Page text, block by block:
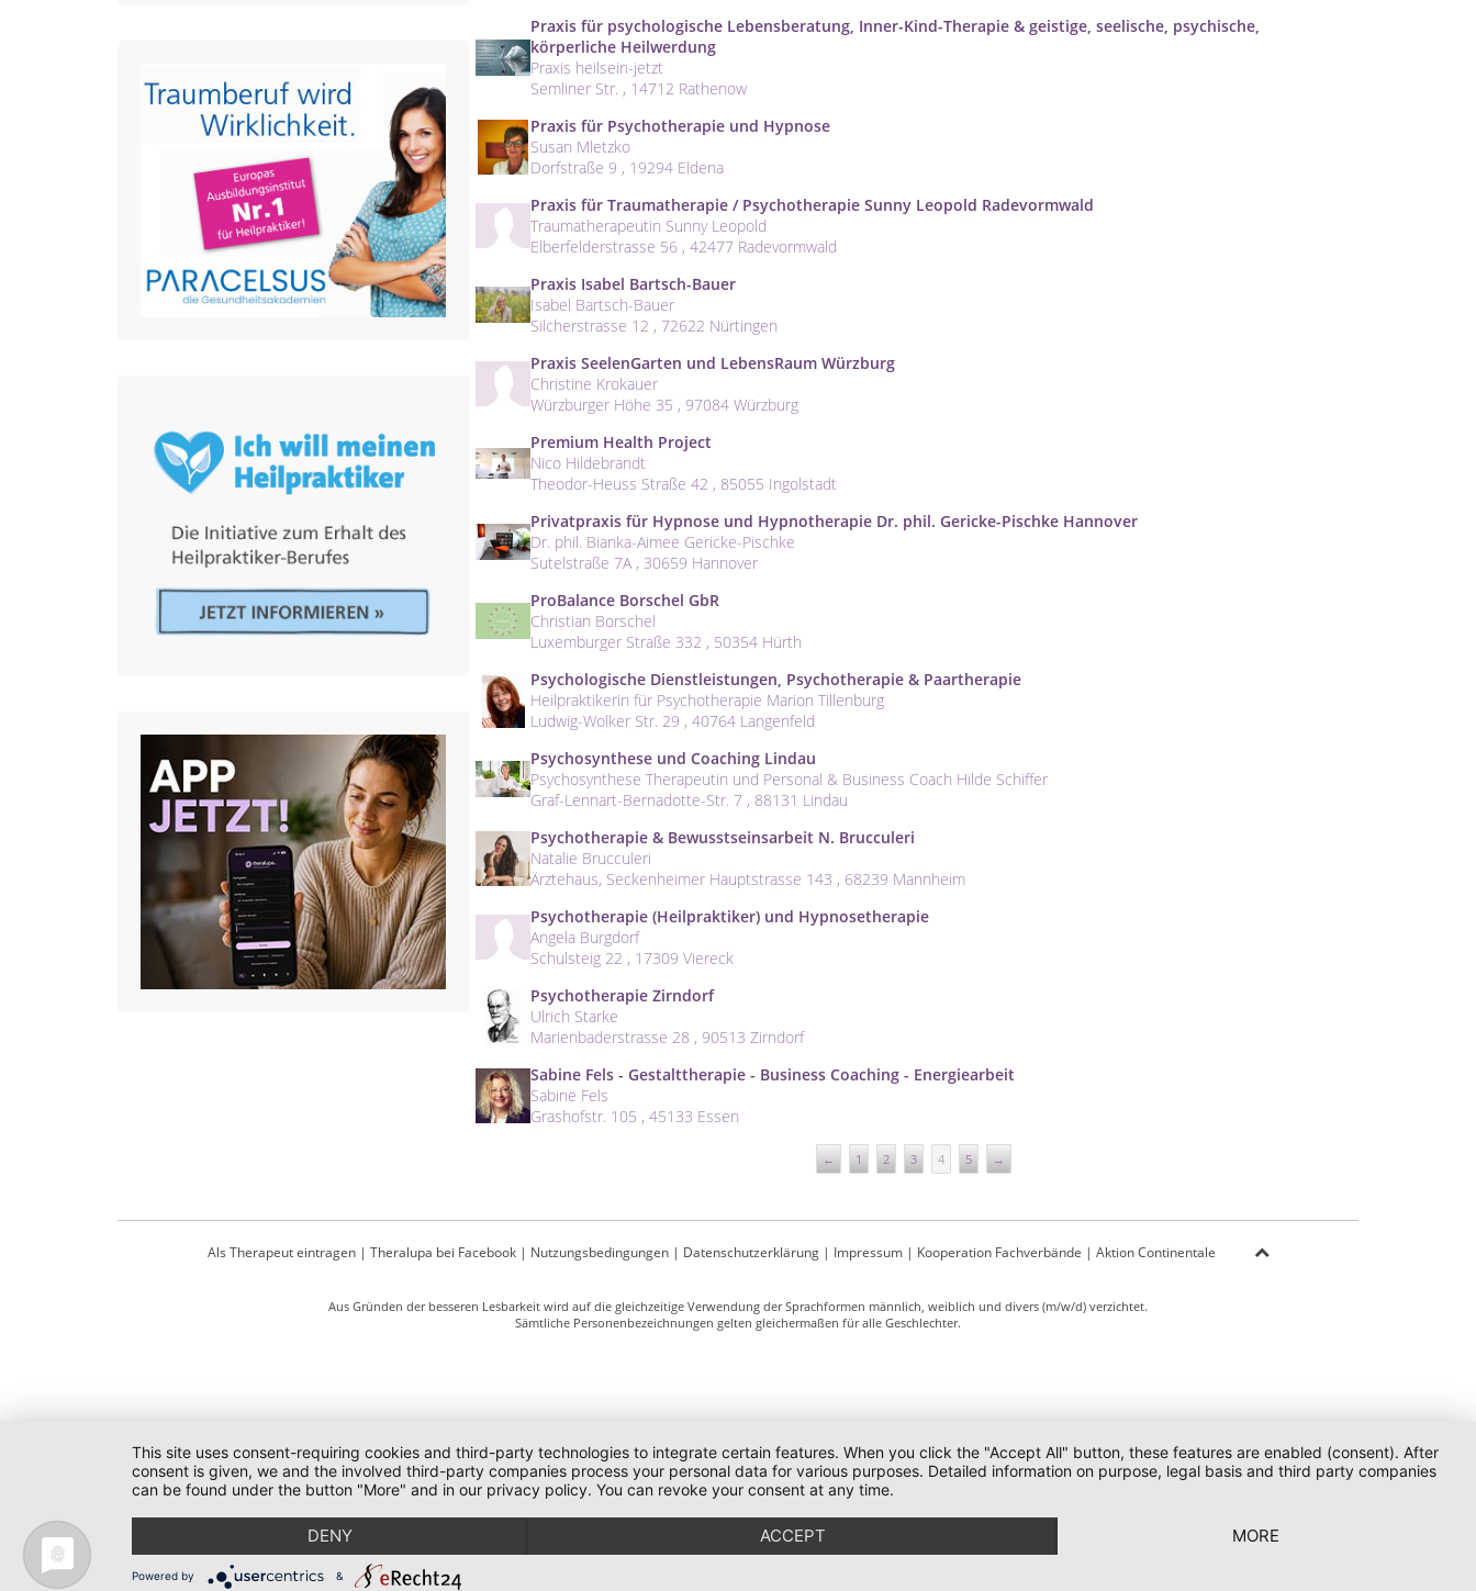
Praxis für psychologische Lebensberatung, Inner-Kind-Therapie & geistige, seelische, psychische,
körperliche Heilwerdung
Praxis heilsein-jetzt
Semliner Str. , 14712 Rathenow
Praxis für Psychotherapie und Hypnose
Susan Mletzko
Dorfstraße 9 , 19294 Eldena
Praxis für Traumatherapie / Psychotherapie Sunny Leopold Radevormwald
Traumatherapeutin Sunny Leopold
Elberfelderstrasse 56 , 42477 Radevormwald
Praxis Isabel Bartsch-Bauer
Isabel Bartsch-Bauer
Silcherstrasse 12 , 72622 Nürtingen
Praxis SeelenGarten und LebensRaum Würzburg
Christine Krokauer
Würzburger Höhe 35 , 97084 Würzburg
Premium Health Project
Nico Hildebrandt
Theodor-Heuss Straße 42 , 85055 Ingolstadt
Privatpraxis für Hypnose und Hypnotherapie Dr. phil. Gericke-Pischke Hannover
Dr. phil. Bianka-Aimee Gericke-Pischke
Sutelstraße 7A , 30659 Hannover
ProBalance Borschel GbR
Christian Borschel
Luxemburger Straße 332 , 50354 Hürth
Psychologische Dienstleistungen, Psychotherapie & Paartherapie
Heilpraktikerin für Psychotherapie Marion Tillenburg
Ludwig-Wolker Str. 29 , 40764 Langenfeld
Psychosynthese und Coaching Lindau
Psychosynthese Therapeutin und Personal & Business Coach Hilde Schiffer
Graf-Lennart-Bernadotte-Str. 7 , 88131 Lindau
Psychotherapie & Bewusstseinsarbeit N. Brucculeri
Natalie Brucculeri
Ärztehaus, Seckenheimer Hauptstrasse 143 , 68239 Mannheim
Psychotherapie (Heilpraktiker) und Hypnosetherapie
Angela Burgdorf
Schulsteig 22 , 17309 Viereck
Psychotherapie Zirndorf
Ulrich Starke
Marienbaderstrasse 28 , 90513 Zirndorf
Sabine Fels - Gestalttherapie - Business Coaching - Energiearbeit
Sabine Fels
Grashofstr. 105 , 45133 Essen
← 1 2 3 4 5 →
Als Therapeut eintragen| Theralupa bei Facebook| Nutzungsbedingungen| Datenschutzerklärung| Impressum| Kooperation Fachverbände | Aktion Continentale
Aus Gründen der besseren Lesbarkeit wird auf die gleichzeitige Verwendung der Sprachformen männlich, weiblich und divers (m/w/d) verzichtet.
Sämtliche Personenbezeichnungen gelten gleichermaßen für alle Geschlechter.
This site uses consent-requiring cookies and third-party technologies to integrate certain features. When you click the "Accept All" button, these features are enabled (consent). After
consent is given, we and the involved third-party companies process your personal data for various purposes. Detailed information on purpose, legal basis and third party companies
can be found under the button "More" and in our privacy policy. You can revoke your consent at any time.
DENY ACCEPT MORE
Powered by &